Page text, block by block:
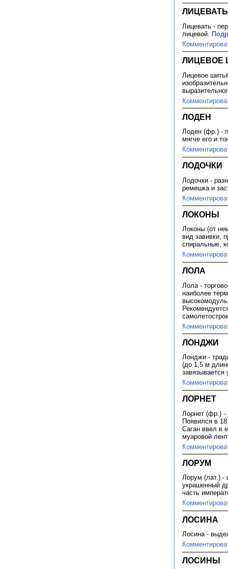
ЛИЦЕВАТЬ
Лицевать -
лицевой.
ЛИЦЕВОЕ
Лицевое
ЛОДЕН
Лоден (фр.) -
мягче его и
ЛОДОЧКИ
Лодочки -
ремешка и
ЛОКОНЫ
Локоны (от
вид завивки,
спиральные,
ЛОЛА
Лола -
наиболее
ЛОНДЖИ
Лонджи -
(до 1,5 м
ЛОРНЕТ
Лорнет (фр.) -
Появился в
Саган ввел в
муаровой
ЛОРУМ
Лорум (лат.) -
украшенный
часть
ЛОСИНА
Лосина -
ЛОСИНЫ